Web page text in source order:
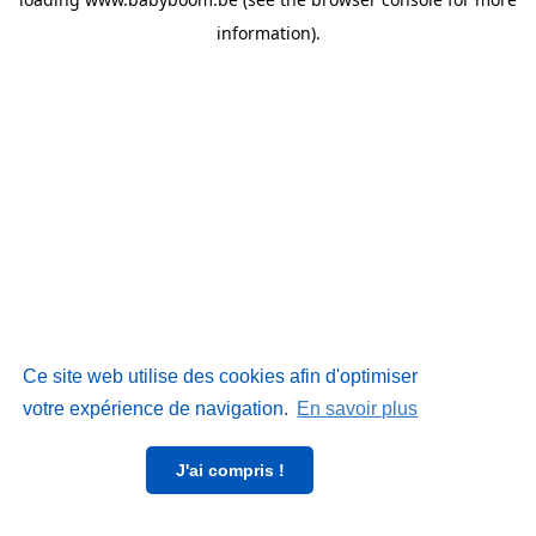
Ce site web utilise des cookies afin d'optimiser
votre expérience de navigation. En savoir plus
J'ai compris !
information).